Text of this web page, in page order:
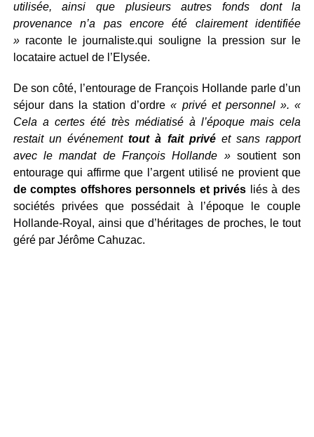
utilisée, ainsi que plusieurs autres fonds dont la
provenance n’a pas encore été clairement identifiée
»raconte le journaliste.qui souligne la pression sur le
locataire actuel de l’Elysée.
De son côté, l’entourage de François Hollande parle d’un
séjour dans la station d’ordre « privé et personnel ». «
Cela a certes été très médiatisé à l’époque mais cela
restait un événementtout à fait privéet sans rapport
avec le mandat de François Hollande »soutient son
entourage qui affirme que l’argent utilisé ne provient que
de comptes offshores personnels et privés liés à des
sociétés privées que possédait à l’époque le couple
Hollande-Royal, ainsi que d’héritages de proches, le tout
géré par Jérôme Cahuzac.